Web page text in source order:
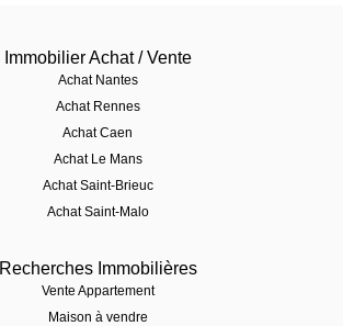
Immobilier Achat / Vente
Achat Nantes
Achat Rennes
Achat Caen
Achat Le Mans
Achat Saint-Brieuc
Achat Saint-Malo
Recherches Immobilières
Vente Appartement
Maison à vendre